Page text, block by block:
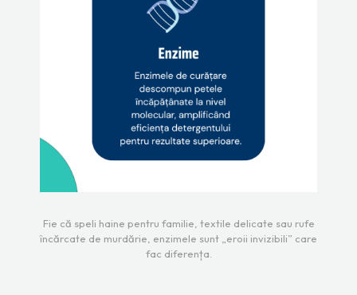
Fie că speli haine pentru familie, textile delicate sau rufe
încărcate de murdărie, enzimele sunt „eroii invizibili” care
fac diferența.